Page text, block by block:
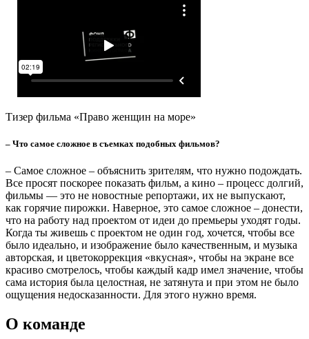
– Вы говорили, что для фильма «Дети высоких широт» придется делать
реконструкцию, воссоздавать какие-то события. А как обычно проходят
съемки – на натуре или приходится где-то в павильоне снимать, актеров
– Снимаем в зависимости от художественного решения
фильма. Например, «Светить на Север» мы снимали
и являются сторонними наблюдателями разворачиваемых
документально-игровой: мы делали реконструкцию
некоторых событий, потому что в архивах фото- и
видеохроники о тех женщинах, про которых мы
рассказывали, не оказалось. В начале своих карьер, героини
нашего фильма небыли популярными, их мало кто снимал
или фотографировал, чтобы подробнее про них рассказать,
нам пришлось реконструировать события. Мы тогда
объявляли народный кастинг в Архангельске, среди молодых
девушек искали типажи и внешнее сходство, актерские
навыки нас не интересовали, так как снимали мы эпизоды без
слов. На кастинг пришло сто человек, из них в фильме
снимались пятеро, только одна девушка имела сценический
опыт.